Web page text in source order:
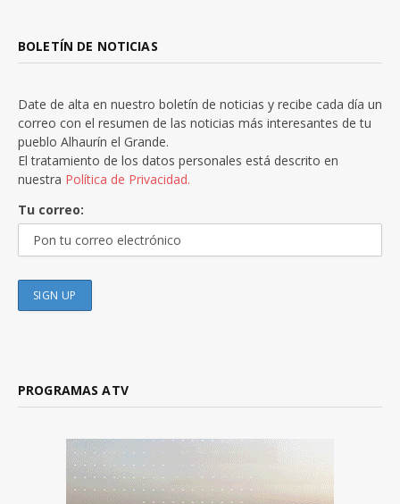
BOLETÍN DE NOTICIAS
Date de alta en nuestro boletín de noticias y recibe cada día un
correo con el resumen de las noticias más interesantes de tu
pueblo Alhaurín el Grande.
El tratamiento de los datos personales está descrito en
nuestra Política de Privacidad.
Tu correo:
PROGRAMAS ATV